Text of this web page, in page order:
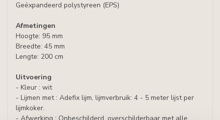
Geëxpandeerd polystyreen (EPS)
Afmetingen
Hoogte: 95 mm
Breedte: 45 mm
Lengte: 200 cm
Uitvoering
- Kleur : wit
- Lijmen met : Adefix lijm, lijmverbruik: 4 - 5 meter lijst per
lijmkoker.